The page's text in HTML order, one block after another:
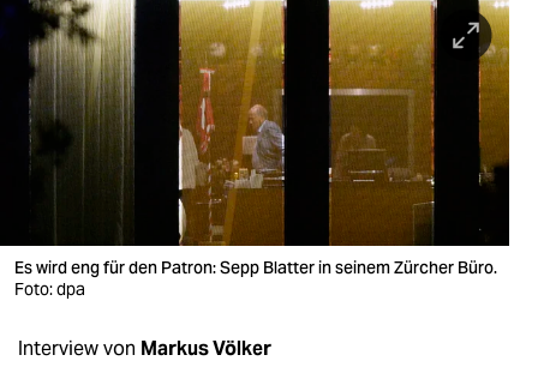
sport
berlin
nord
verlag
verlag
veranstaltungen
Es wird eng für den Patron: Sepp Blatter in seinem Zürcher Büro.
Foto: dpa
Interview von Markus Völker